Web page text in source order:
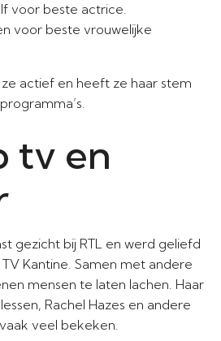
voor beste actrice.
voor beste vrouwelijke
actief en heeft ze haar stem
tv en
gezicht bij RTL en werd geliefd
Kantine. Samen met andere
mensen te laten lachen. Haar
Rachel Hazes en andere
veel bekeken.